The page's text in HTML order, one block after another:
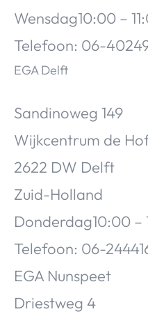
Wensdag10:00 –
Telefoon: 06-
EGA Delft
Sandinoweg 149
Wijkcentrum de
2622 DW Delft
Zuid-Holland
Donderdag10:00 –
Telefoon: 06-
EGA Nunspeet
Driestweg 4